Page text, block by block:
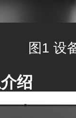
图1 设
绍